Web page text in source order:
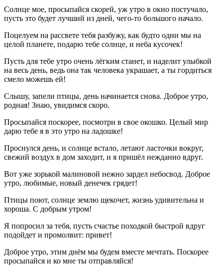
Солнце мое, просыпайся скорей, уж утро в окно постучало,
пусть это будет лучший из дней, чего-то большого начало.
Поцелуем на рассвете тебя разбужу, как будто одни мы на
целой планете, подарю тебе солнце, и неба кусочек!
Пусть для тебе утро очень лёгким станет, и наделит улыбкой
на весь день, ведь она так человека украшает, а ты гордиться
смело можешь ей!
Слышу, запели птицы, день начинается снова. Доброе утро,
родная! Знаю, увидимся скоро.
Просыпайся поскорее, посмотри в свое окошко. Целый мир
дарю тебе я в это утро на ладошке!
Проснулся день, и солнце встало, летают ласточки вокруг,
свежий воздух в дом заходит, и я пришёл нежданно вдруг.
Вот уже зорькой малиновой нежно зардел небосвод. Доброе
утро, любимые, новый денечек грядет!
Птицы поют, солнце землю щекочет, жизнь удивительна и
хороша. С добрым утром!
Я попросил за тебя, пусть счастье походкой быстрой вдруг
подойдет и промолвит: привет!
Доброе утро, этим днём мы будем вместе мечтать. Поскорее
просыпайся и ко мне ты отправляйся!